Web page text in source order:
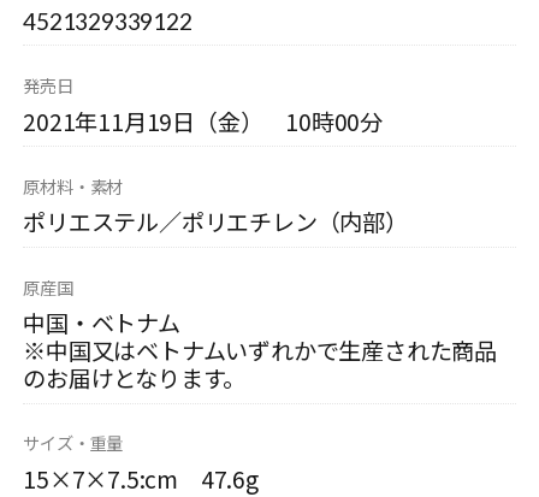
4521329339122
発売日
2021年11月19日（金） 10時00分
原材料・素材
ポリエステル／ポリエチレン（内部）
原産国
中国・ベトナム
※中国又はベトナムいずれかで生産された商品
のお届けとなります。
サイズ・重量
15×7×7.5:cm 47.6g